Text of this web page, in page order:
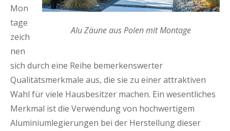
Alu Zäune aus Polen mit Montage
Mon
tage
zeich
nen
sich durch eine Reihe bemerkenswerter
Qualitätsmerkmale aus, die sie zu einer attraktiven
Wahl für viele Hausbesitzer machen. Ein wesentliches
Merkmal ist die Verwendung von hochwertigem
Aluminiumlegierungen bei der Herstellung dieser